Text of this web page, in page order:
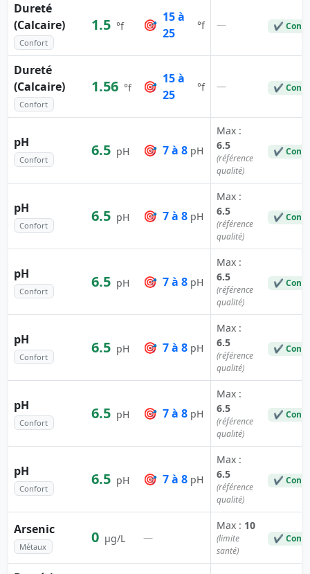
Dureté
(Calcaire)
Confort
1.5 °f 🎯
15 à
25
°f — ✔
Dureté
(Calcaire)
Confort
1.56 °f 🎯
15 à
25
°f — ✔
pH
Confort
6.5 pH 🎯 7 à 8 pH
Max :
6.5
(référence
qualité)
✔
pH
Confort
6.5 pH 🎯 7 à 8 pH
Max :
6.5
(référence
qualité)
✔
pH
Confort
6.5 pH 🎯 7 à 8 pH
Max :
6.5
(référence
qualité)
✔
pH
Confort
6.5 pH 🎯 7 à 8 pH
Max :
6.5
(référence
qualité)
✔
pH
Confort
6.5 pH 🎯 7 à 8 pH
Max :
6.5
(référence
qualité)
✔
pH
Confort
6.5 pH 🎯 7 à 8 pH
Max :
6.5
(référence
qualité)
✔
Arsenic
Métaux
0 µg/L —
Max : 10
(limite
santé)
✔